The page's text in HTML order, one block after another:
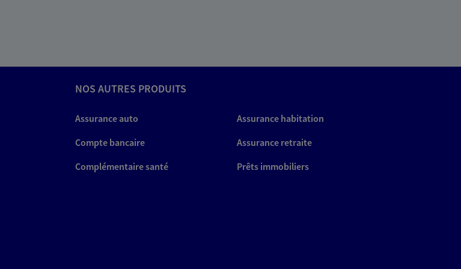
NOS AUTRES PRODUITS
Assurance auto
Assurance habitation
Compte bancaire
Assurance retraite
Complémentaire santé
Prêts immobiliers